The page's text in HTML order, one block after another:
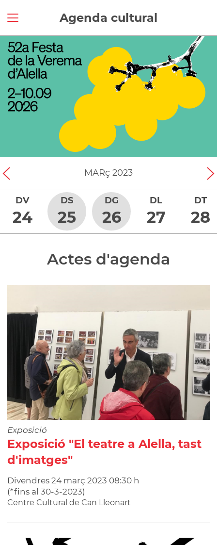
Agenda cultural
MARç 2023
DV
24
DS
25
DG
26
DL
27
DT
28
Actes d'agenda
Exposició
Exposició "El teatre a Alella, tast
d'imatges"
Divendres 24 març 2023 08:30 h
(*fins al 30-3-2023)
Centre Cultural de Can Lleonart